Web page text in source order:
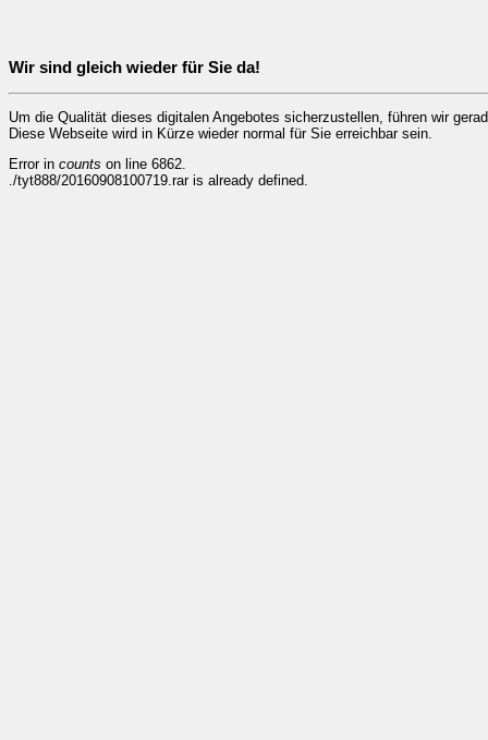
Wir sind gleich wieder für Sie da!
Um die Qualität dieses digitalen Angebotes sicherzustellen, führen wir
Diese Webseite wird in Kürze wieder normal für Sie erreichbar sein.
Error in counts on line 6862.
./tyt888/20160908100719.rar is already defined.